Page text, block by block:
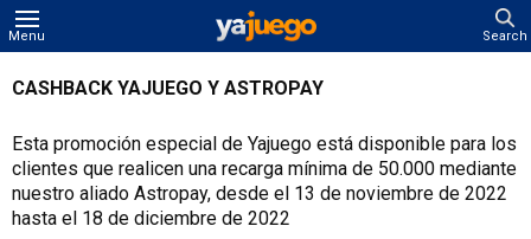
Menu Search
CASHBACK YAJUEGO Y ASTROPAY
Esta promoción especial de Yajuego está disponible para los
clientes que realicen una recarga mínima de 50.000 mediante
nuestro aliado Astropay, desde el 13 de noviembre de 2022
hasta el 18 de diciembre de 2022